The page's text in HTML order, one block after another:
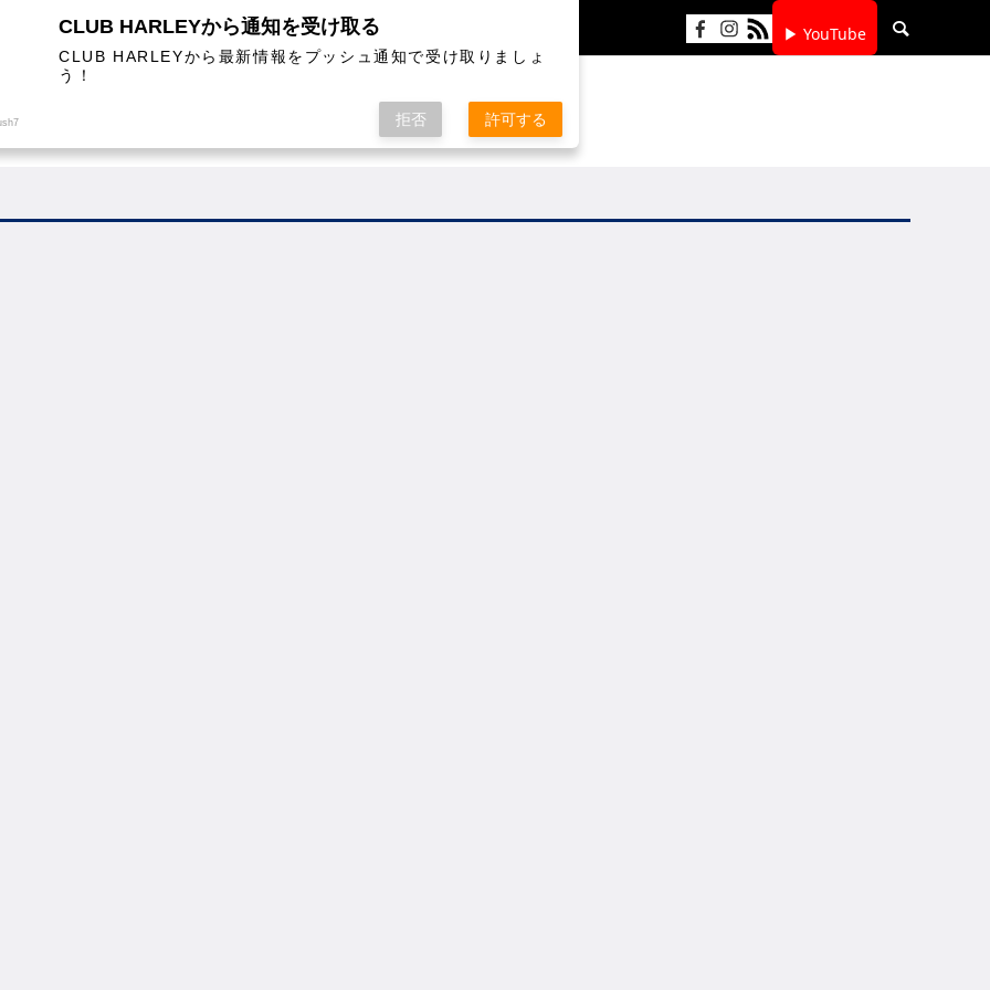
▶ YouTube
COLUMN
CLUB HARLEYから通知を受け取る
CLUB HARLEYから最新情報をプッシュ通知で受け取りましょ
う！
拒否 許可する